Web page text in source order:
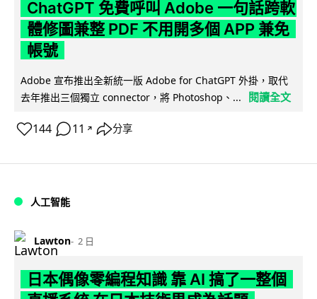
ChatGPT 免費呼叫 Adobe 一句話跨軟
體修圖兼整 PDF 不用開多個 APP 兼免
帳號
Adobe 宣布推出全新統一版 Adobe for ChatGPT 外掛，取代
去年推出三個獨立 connector，將 Photoshop、...
閱讀全文
144 11 ↗ 分享
人工智能
Lawton 2 日
日本偶像零編程知識 靠 AI 搞了一整個